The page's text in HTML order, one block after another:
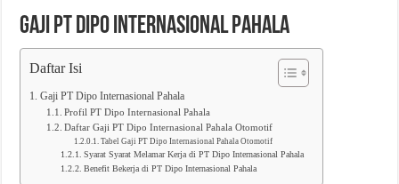
Gaji PT Dipo Internasional Pahala
Daftar Isi
Gaji PT Dipo Internasional Pahala
Profil PT Dipo Internasional Pahala
Daftar Gaji PT Dipo Internasional Pahala Otomotif
Tabel Gaji PT Dipo Internasional Pahala Otomotif
Syarat Syarat Melamar Kerja di PT Dipo Internasional Pahala
Benefit Bekerja di PT Dipo Internasional Pahala